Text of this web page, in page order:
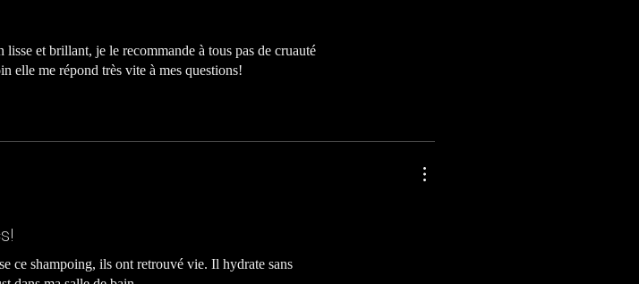
et brillant, je le recommande à tous pas de cruauté
elle me répond très vite à mes questions!
ce shampoing, ils ont retrouvé vie. Il hydrate sans